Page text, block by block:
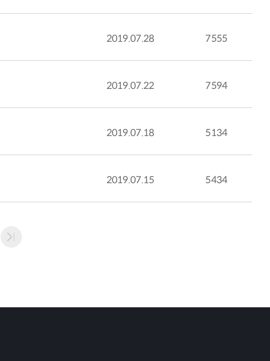
2019.07.28 7555
2019.07.22 7594
2019.07.18 5134
2019.07.15 5434